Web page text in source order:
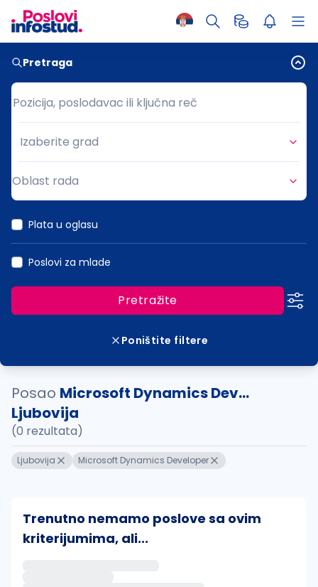
Pretraga
Pozicija, poslodavac ili ključna reč
Pozicija, poslodavac ili ključna reč
Grad
Izaberite grad
Oblast rada
Plata u oglasu
Poslovi za mlade
Pretražite
Poništite filtere
Posao Microsoft Dynamics Dev...
Ljubovija
(0 rezultata)
Ljubovija Microsoft Dynamics Developer
Trenutno nemamo poslove sa ovim
kriterijumima, ali...